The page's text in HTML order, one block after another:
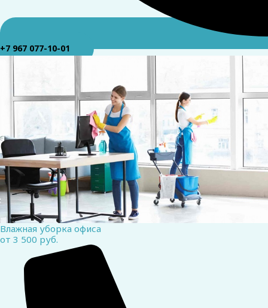
+7 967 077-10-01
Влажная уборка офиса
от 3 500 руб.